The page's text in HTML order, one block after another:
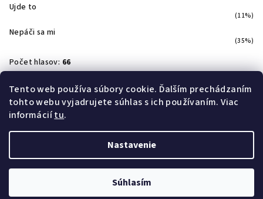
Tento web používa súbory cookie. Ďalším prechádzaním
tohto webu vyjadrujete súhlas s ich používaním. Viac
informáciítu.
Nastavenie
Súhlasím
Ujde to
(11%)
Nepáči sa mi
(35%)
Počet hlasov: 66
Facebook
Vytvoril Shoptet